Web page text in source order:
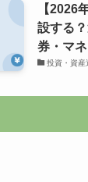
【2026
設する
券・マ
投資・資産